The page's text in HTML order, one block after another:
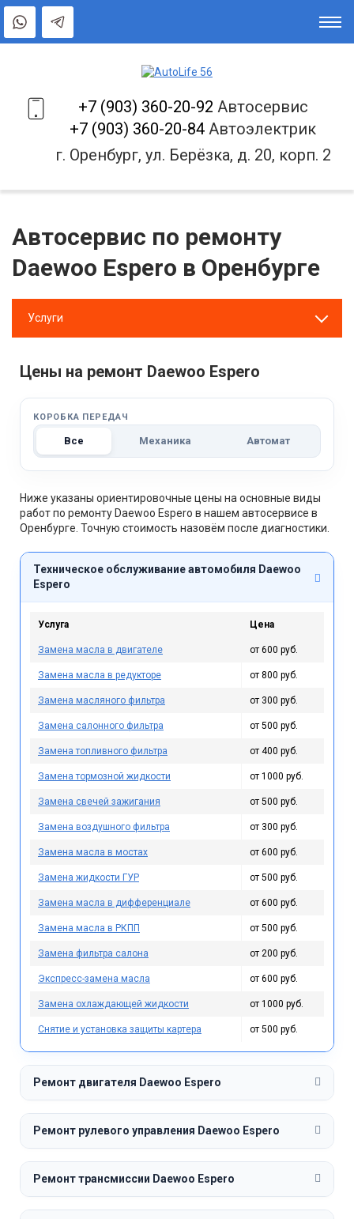
+7 (903) 360-20-92 Автосервис
+7 (903) 360-20-84 Автоэлектрик
г. Оренбург, ул. Берёзка, д. 20, корп. 2
Автосервис по ремонту
Daewoo Espero в Оренбурге
Услуги
Цены на ремонт Daewoo Espero
КОРОБКА ПЕРЕДАЧ
Все Механика Автомат
Ниже указаны ориентировочные цены на основные виды
работ по ремонту Daewoo Espero в нашем автосервисе в
Оренбурге. Точную стоимость назовём после диагностики.
Техническое обслуживание автомобиля Daewoo
Espero
Услуга Цена
Замена масла в двигателе от 600 руб.
Замена масла в редукторе от 800 руб.
Замена масляного фильтра от 300 руб.
Замена салонного фильтра от 500 руб.
Замена топливного фильтра от 400 руб.
Замена тормозной жидкости от 1000 руб.
Замена свечей зажигания от 500 руб.
Замена воздушного фильтра от 300 руб.
Замена масла в мостах от 600 руб.
Замена жидкости ГУР от 500 руб.
Замена масла в дифференциале от 600 руб.
Замена масла в РКПП от 500 руб.
Замена фильтра салона от 200 руб.
Экспресс-замена масла от 600 руб.
Замена охлаждающей жидкости от 1000 руб.
Снятие и установка защиты картера от 500 руб.
Ремонт двигателя Daewoo Espero
Ремонт рулевого управления Daewoo Espero
Ремонт трансмиссии Daewoo Espero